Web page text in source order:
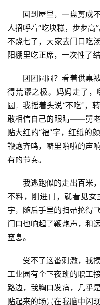
首
页
回到屋里，一盘剪成
人招呼着“吃块糕，步步高
不烧七了，大家去门口
阳棚里吃正席，一次性了
团团圆圆？看着供桌
得荒谬之极。妈妈走了
圆，我摇着头说“不吃”，
敢相信自己的眼睛——舅
贴大红的“福”字，红纸的
鞭炮齐鸣，噼里啪啦的声
有的节奏。
我逃跑似的走出百米
不料，刚进门，就看见
字，随后手里的扫帚抡得
门口也响起了鞭炮声，和
窒息。
受不了这番刺激，我
工业园有个下夜班的职工
路边，我胸口发痛，几乎
贴起来的场景在我脑中闪